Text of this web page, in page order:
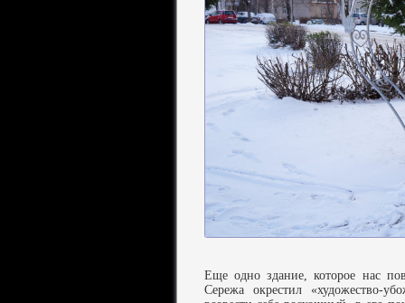
Еще одно здание, которое нас
Сережа окрестил «художество-